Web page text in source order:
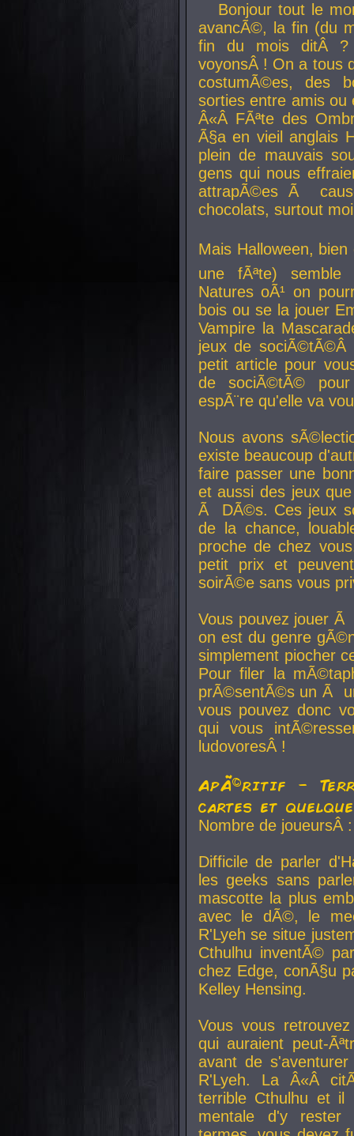
Bonjour tout le
avancÃ©, la fin (du
fin du mois ditÂ ?
voyonsÂ ! On a tous
costumÃ©es, des
sorties entre amis
Â«Â FÃªte des
Ã§a en vieil anglais
plein de mauvais
gens qui nous
attrapÃ©es Ã
chocolats, surtout
Mais Halloween, bien
une fÃªte) semble
Natures oÃ¹ on
bois ou se la jouer
Vampire la
jeux de
petit article pour
de sociÃ©tÃ©
espÃ¨re qu'elle va
Nous avons
existe beaucoup
faire passer une
et aussi des jeux
Ã DÃ©s. Ces jeux
de la chance,
proche de chez
petit prix et
soirÃ©e sans vous
Vous pouvez jouer
on est du genre
simplement piocher
Pour filer la
prÃ©sentÃ©s un Ã
vous pouvez donc
qui vous
ludovoresÂ !
ApÃ©ritif -
cartes et
Nombre de
Difficile de parler
les geeks sans
mascotte la plus
avec le dÃ©, le
R'Lyeh se situe
Cthulhu inventÃ©
chez Edge, conÃ§u
Kelley Hensing.
Vous vous
qui auraient peut-
avant de
R'Lyeh. La Â«Â
terrible Cthulhu et
mentale d'y rester